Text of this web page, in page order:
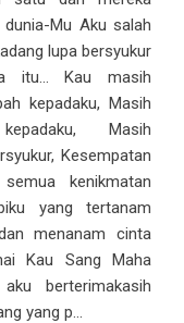
Mu Aku salah
lupa bersyukur
itu... Kau masih
kepadaku, Masih
Masih
Kesempatan
kenikmatan
yang tertanam
menanam cinta
Kau Sang Maha
berterimakasih
yang p...